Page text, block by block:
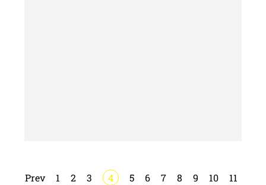
Prev 1 2 3 4 5 6 7 8 9 10
11